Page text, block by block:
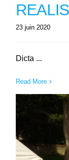
23 juin 2020
Dicta ...
Read More